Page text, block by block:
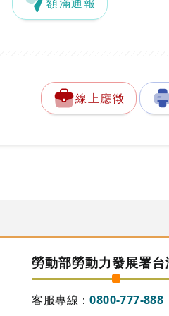
線上應徵
勞動部勞動力發展署
客服專線：0800-777-888